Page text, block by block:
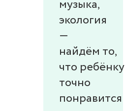
музыка,
экология
—
найдём то,
что ребёнку
точно
понравится